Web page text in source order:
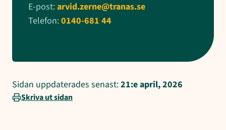
E-post:arvid.zerne@tranas.se
Telefon:0140-681 44
Sidan uppdaterades senast:21:e april, 2026
Skriva ut sidan